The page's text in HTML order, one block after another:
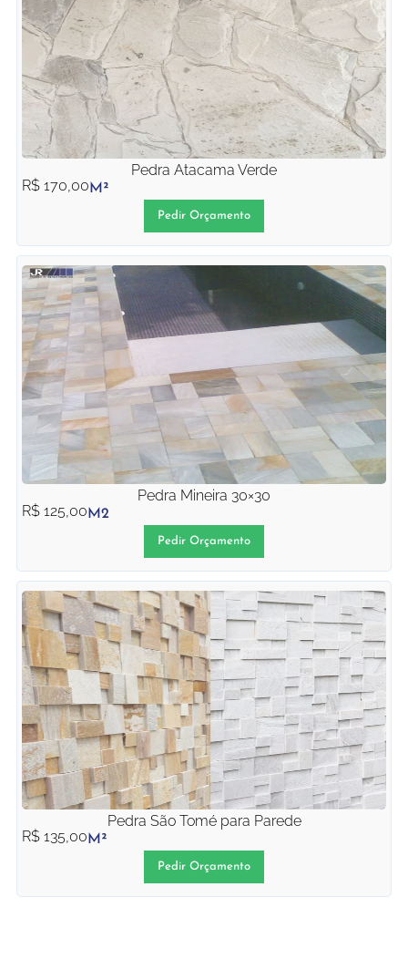
Pedra Atacama Verde
R$ 170,00M²
Pedir Orçamento
Pedra Mineira 30×30
R$ 125,00M2
Pedir Orçamento
Pedra São Tomé para Parede
R$ 135,00M²
Pedir Orçamento